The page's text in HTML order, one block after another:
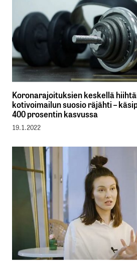
Koronarajoituksien keskellä
kotivoimailun suosio räjähti –
400 prosentin kasvussa
19.1.2022